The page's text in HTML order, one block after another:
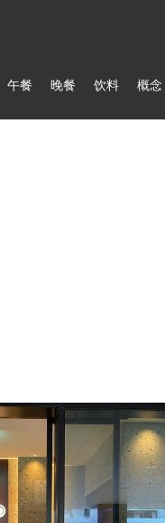
午餐 晚餐 饮料 概念